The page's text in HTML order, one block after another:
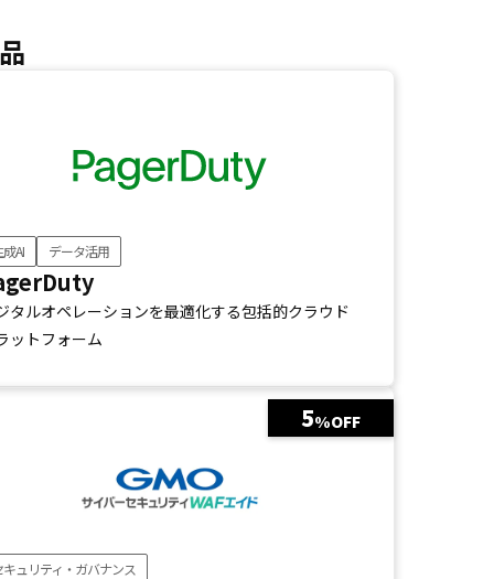
成AI データ活用
タルオペレーションを最適化する包括的クラウド
ットフォーム
キュリティ・ガバナンス
5%OFF